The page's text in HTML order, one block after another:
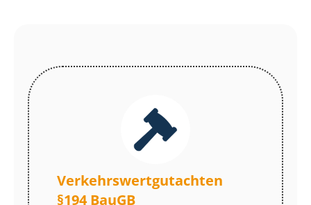
Ver­kehrs­wert­gut­ach­ten
§194 BauGB